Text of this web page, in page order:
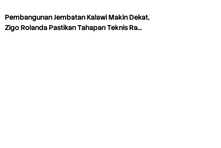
Pembangunan Jembatan Kalawi Makin Dekat,
Zigo Rolanda Pastikan Tahapan Teknis Ra…